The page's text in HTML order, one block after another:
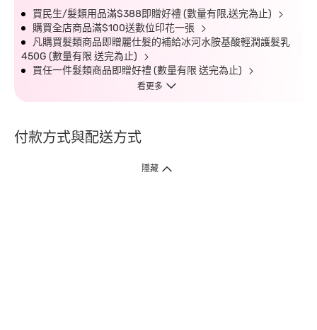
買民生/髮類用品滿$388即贈好禮 (數量有限,送完為止)
購買全店商品滿$100送數位印花一張
凡購買髮類商品即贈麗仕髮的補給冰河水胺基酸輕潤護髮乳
450G (數量有限 送完為止)
買任一件髮類商品即贈好禮 (數量有限 送完為止)
看更多
付款方式與配送方式
隱藏